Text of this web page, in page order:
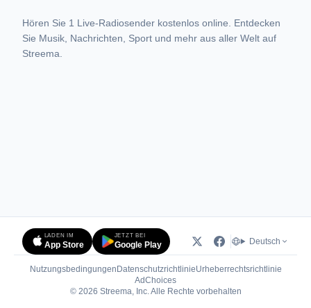
Hören Sie 1 Live-Radiosender kostenlos online. Entdecken
Sie Musik, Nachrichten, Sport und mehr aus aller Welt auf
Streema.
LADEN IM
App Store
JETZT BEI
Google Play Deutsch
Nutzungsbedingungen DatenschutzrichtlinieUrheberrechtsrichtlinie
AdChoices(öffnet in neuem Tab)
© 2026 Streema, Inc. Alle Rechte vorbehalten